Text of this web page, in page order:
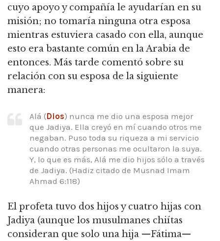
cuyo apoyo y compañía le ayudarían en su
misión; no tomaría ninguna otra esposa
mientras estuviera casado con ella, aunque
esto era bastante común en la Arabia de
entonces. Más tarde comentó sobre su
relación con su esposa de la siguiente
manera:
Alá (Dios) nunca me dio una esposa mejor
que Jadiya. Ella creyó en mí cuando otros me
negaban. Puso toda su riqueza a mi servicio
cuando otras personas me ocultaron la suya.
Y, lo que es más, Alá me dio hijos sólo a través
de Jadiya. (Hadiz citado de Musnad Imam
Ahmad 6:118)
El profeta tuvo dos hijos y cuatro hijas con
Jadiya (aunque los musulmanes chiítas
consideran que solo una hija —Fátima—